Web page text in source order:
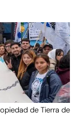
de Tierra de